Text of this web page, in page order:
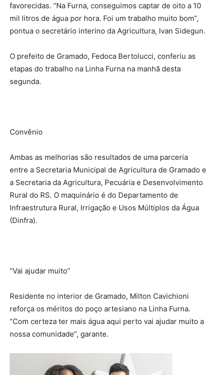
favorecidas. “Na Furna, conseguimos captar de oito a 10
mil litros de água por hora. Foi um trabalho muito bom”,
pontua o secretário interino da Agricultura, Ivan Sidegun.
O prefeito de Gramado, Fedoca Bertolucci, conferiu as
etapas do trabalho na Linha Furna na manhã desta
segunda.
Convênio
Ambas as melhorias são resultados de uma parceria
entre a Secretaria Municipal de Agricultura de Gramado e
a Secretaria da Agricultura, Pecuária e Desenvolvimento
Rural do RS. O maquinário é do Departamento de
Infraestrutura Rural, Irrigação e Usos Múltiplos da Água
(Dinfra).
“Vai ajudar muito”
Residente no interior de Gramado, Milton Cavichioni
reforça os méritos do poço artesiano na Linha Furna.
“Com certeza ter mais água aqui perto vai ajudar muito a
nossa comunidade”, garante.